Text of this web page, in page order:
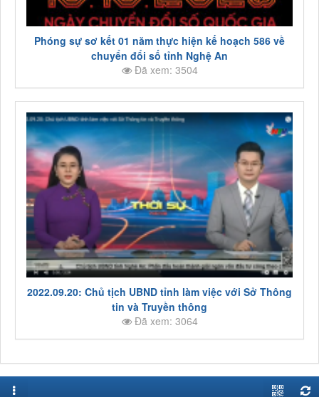
Phóng sự sơ kết 01 năm thực hiện kế hoạch 586 về
chuyển đổi số tỉnh Nghệ An
Đã xem: 3504
2022.09.20: Chủ tịch UBND tỉnh làm việc với Sở Thông
tin và Truyền thông
Đã xem: 3064